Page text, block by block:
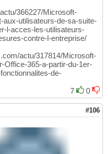
366227/Microsoft-
aux-utilisateurs-de-sa-suite-
l-acces-les-utilisateurs-
contre-l-entreprise/
actu/317814/Microsoft-
Office-365-a-partir-du-1er-
de-
7
0
#106